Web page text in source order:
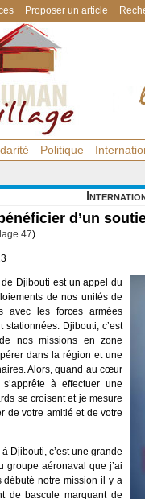
Proposer un article
Politique
d’un
47).
Djibouti est un appel du
de nos unités de
avec les forces armées
Djibouti, c’est
nos missions en zone
dans la région et une
Alors, quand au cœur
à effectuer une
se croisent et je mesure
de votre amitié et de votre
Djibouti, c’est une grande
groupe aéronaval que j’ai
débuté notre mission il y a
de bascule marquant de